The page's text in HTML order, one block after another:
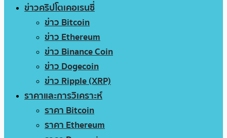
ข่าวคริปโตเคอเรนซี่
ข่าว Bitcoin
ข่าว Ethereum
ข่าว Binance Coin
ข่าว Dogecoin
ข่าว Ripple (XRP)
ราคาและการวิเคราะห์
ราคา Bitcoin
ราคา Ethereum